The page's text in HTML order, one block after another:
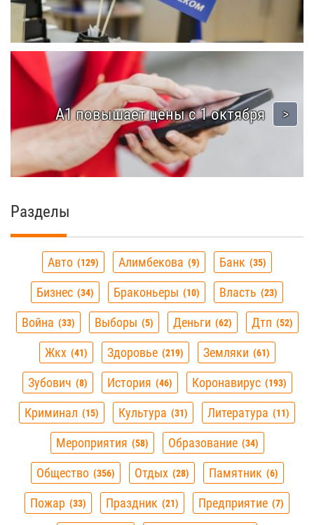
A1 повышает цены с 1 октября
Разделы
Авто 129 Алимбекова 9 Банк 35
Бизнес 34 Браконьеры 10 Власть 23
Война 33 Выборы 5 Деньги 62 Дтп 52
Жкх 41 Здоровье 219 Земляки 61
Зубович 8 История 46 Коронавирус 193
Криминал 15 Культура 31 Литература 11
Мероприятия 58 Образование 34
Общество 356 Отдых 28 Памятник 6
Пожар 33 Праздник 21 Предприятие 7